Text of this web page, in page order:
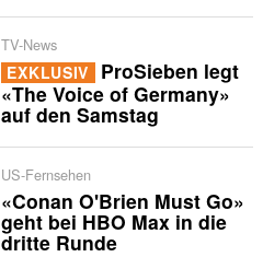
TV-News
EXKLUSIV ProSieben legt
«The Voice of Germany»
auf den Samstag
US-Fernsehen
«Conan O'Brien Must Go»
geht bei HBO Max in die
dritte Runde